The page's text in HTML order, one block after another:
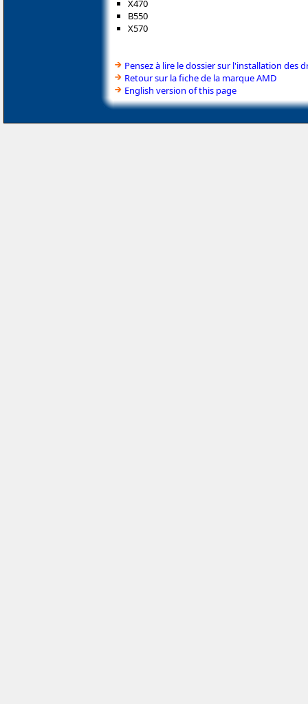
X470
B550
X570
Pensez à lire le dossier sur l'installation des
Retour sur la fiche de la marque AMD
English version of this page